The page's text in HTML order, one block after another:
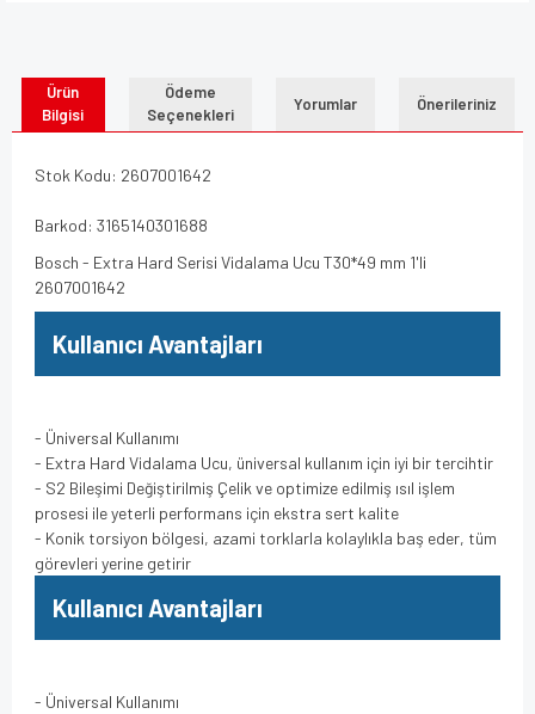
Ürün
Bilgisi
Ödeme
Seçenekleri
Yorumlar Önerileriniz
Stok Kodu: 2607001642
Barkod: 3165140301688
Bosch - Extra Hard Serisi Vidalama Ucu T30*49 mm 1'li
2607001642
Kullanıcı Avantajları
- Üniversal Kullanımı
- Extra Hard Vidalama Ucu, üniversal kullanım için iyi bir tercihtir
- S2 Bileşimi Değiştirilmiş Çelik ve optimize edilmiş ısıl işlem
prosesi ile yeterli performans için ekstra sert kalite
- Konik torsiyon bölgesi, azami torklarla kolaylıkla baş eder, tüm
görevleri yerine getirir
Kullanıcı Avantajları
- Üniversal Kullanımı